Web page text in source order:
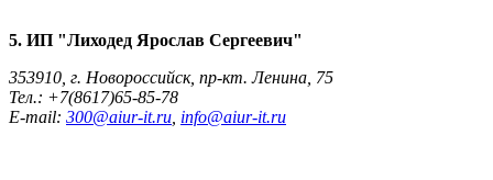
5. ИП "Лиходед Ярослав Сергеевич"
353910, г. Новороссийск, пр-кт. Ленина, 75
Тел.: +7(8617)65-85-78
E-mail: 300@aiur-it.ru info@aiur-it.ru